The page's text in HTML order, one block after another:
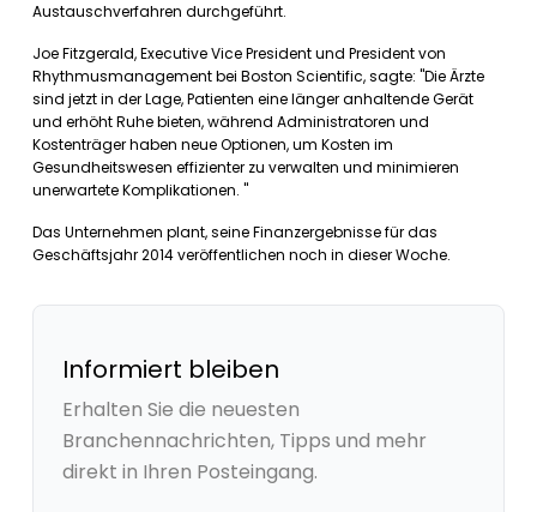
Austauschverfahren durchgeführt.
Joe Fitzgerald, Executive Vice President und President von
Rhythmusmanagement bei Boston Scientific, sagte: "Die Ärzte
sind jetzt in der Lage, Patienten eine länger anhaltende Gerät
und erhöht Ruhe bieten, während Administratoren und
Kostenträger haben neue Optionen, um Kosten im
Gesundheitswesen effizienter zu verwalten und minimieren
unerwartete Komplikationen. "
Das Unternehmen plant, seine Finanzergebnisse für das
Geschäftsjahr 2014 veröffentlichen noch in dieser Woche.
Informiert bleiben
Erhalten Sie die neuesten
Branchennachrichten, Tipps und mehr
direkt in Ihren Posteingang.